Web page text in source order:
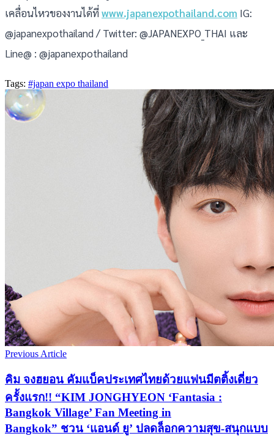
เคลื่อนไหวของงานได้ที่www.japanexpothailand.com IG:
@japanexpothailand / Twitter: @JAPANEXPO_THAI และ
Line@ : @japanexpothailand
Tags: #japan expo thailand
Previous Article
คิม จงฮยอน คัมแบ็คประเทศไทยด้วยแฟนมีตติ้งเดี่ยว
ครั้งแรก!! “KIM JONGHYEON ‘Fantasia :
Bangkok Village’ Fan Meeting in
Bangkok” ชวน ‘แอนด์ ยู’ ปลดล็อกความสุข-สนุกแบบ